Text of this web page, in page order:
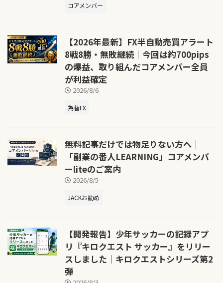
コアメンバー
【2026年最新】FX半自動売買アラート
8戦8勝・無敗継続｜今回は約700pips
の爆益、取り組んだコアメンバー全員
が利益確定
2026/8/6
為替FX
無料記事だけでは物足りない方へ｜
「副業の番人LEARNING」コアメンバ
ーliteのご案内
2026/8/5
JACKお勧め
【開発報告】少年サッカーの記録アプ
リ『キロクエスト サッカー』をリリー
スしました｜キロクエストシリーズ第2
弾